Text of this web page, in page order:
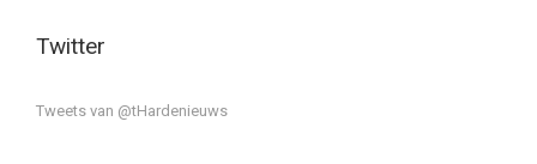
Twitter
Tweets van @tHardenieuws